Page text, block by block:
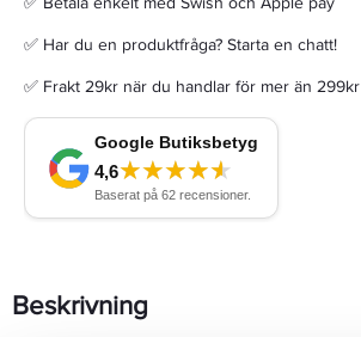
✅ Har du en produktfråga? Starta en chatt!
✅ Frakt 29kr när du handlar för mer än 299kr
Beskrivning